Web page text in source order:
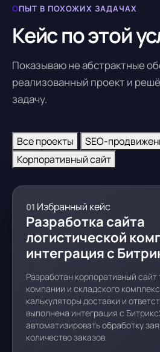
ОПЫТ В ПОХОЖИХ ЗАДАЧАХ
Кейс по этой
Показываю не абстрактные
реализованный проект и
задачу.
Все проекты SEO-
Корпоративный сайт
01 Избранный кейс
Разработка сайта
логистической
интеграция с
Разработан корпоративный сайт
компании и складского
калькуляторы доставки и
выполнена интеграция с
автоматизировать обработку
количество заказов.